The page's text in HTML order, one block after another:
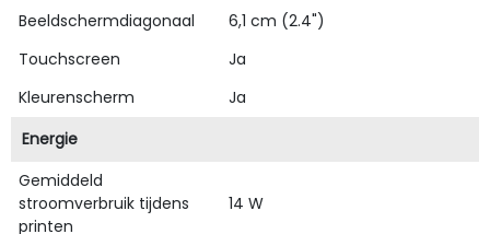
Beeldschermdiagonaal
6,1 cm (2.4")
Touchscreen
Ja
Kleurenscherm
Ja
Energie
Gemiddeld
stroomverbruik tijdens
printen
14 W